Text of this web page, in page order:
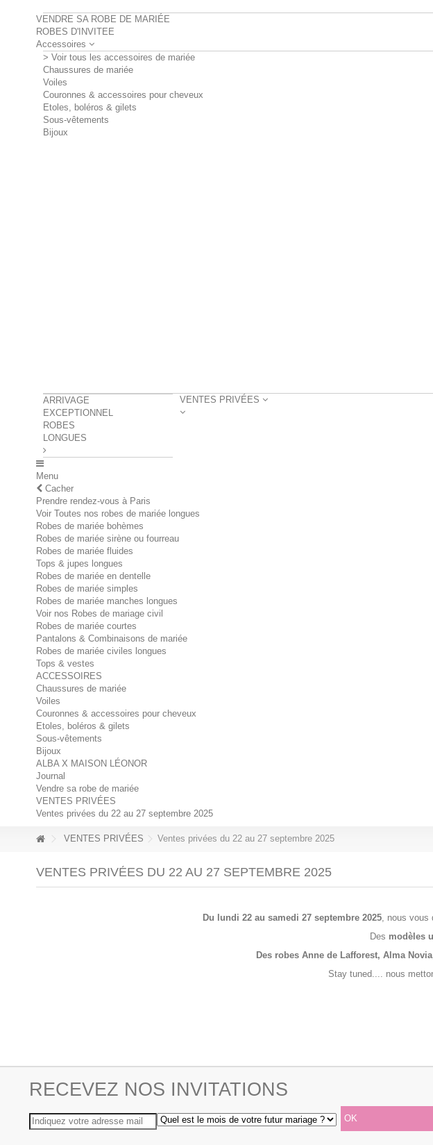
VENDRE SA ROBE DE MARIÉE
ROBES D'INVITEE
Accessoires
> Voir tous les accessoires de mariée
Chaussures de mariée
Voiles
Couronnes & accessoires pour cheveux
Etoles, boléros & gilets
Sous-vêtements
Bijoux
VENTES PRIVÉES
ARRIVAGE
EXCEPTIONNEL
ROBES
LONGUES
Menu
Cacher
Prendre rendez-vous à Paris
Voir Toutes nos robes de mariée longues
Robes de mariée bohèmes
Robes de mariée sirène ou fourreau
Robes de mariée fluides
Tops & jupes longues
Robes de mariée en dentelle
Robes de mariée simples
Robes de mariée manches longues
Voir nos Robes de mariage civil
Robes de mariée courtes
Pantalons & Combinaisons de mariée
Robes de mariée civiles longues
Tops & vestes
ACCESSOIRES
Chaussures de mariée
Voiles
Couronnes & accessoires pour cheveux
Etoles, boléros & gilets
Sous-vêtements
Bijoux
ALBA X MAISON LÉONOR
Journal
Vendre sa robe de mariée
VENTES PRIVÉES
Ventes privées du 22 au 27 septembre 2025
VENTES PRIVÉES Ventes privées du 22 au 27 septembre 2025
VENTES PRIVÉES DU 22 AU 27 SEPTEMBRE 2025
Du lundi 22 au samedi 27 septembre 2025, nous vous
Des modèles
Des robes Anne de Lafforest, Alma
Stay tuned.... nous
RECEVEZ NOS INVITATIONS